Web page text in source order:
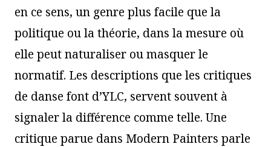
en ce sens, un genre plus facile que la
politique ou la théorie, dans la mesure où
elle peut naturaliser ou masquer le
normatif. Les descriptions que les critiques
de danse font d’YLC, servent souvent à
signaler la différence comme telle. Une
critique parue dans Modern Painters parle